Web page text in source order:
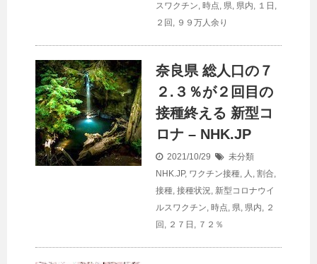
スワクチン, 時点, 県, 県内, １日 ,
２回 , ９９万人余り
奈良県 総人口 の７
２.３％が２回目の
接種終える 新型コ
ロナ – NHK.JP
2021/10/29
未分類
NHK.JP, ワクチン接種, 人 , 割合,
接種, 接種状況, 新型コロナウイ
ルスワクチン, 時点, 県, 県内, ２
回 , ２７日 , ７２％